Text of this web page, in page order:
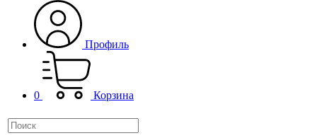
Профиль
0 Корзина